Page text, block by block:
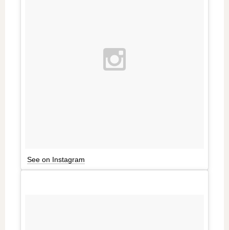
See on Instagram